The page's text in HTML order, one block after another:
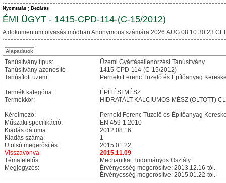
Nyomtatás Bezárás
ÉMI ÜGYT - 1415-CPD-114-(C-15/2012)
A dokumentum olvasás módban Anonymous számára 2026.AUG.08 10:30:23
Alapadatok
Tanúsítvány típus:
Üzemi Gyártásellenőrzési Tanúsítvány
Tanúsítvány azonosító
1415-CPD-114-(C-15/2012)
Tanúsított üzem:
Perneki Ferenc Tüzelő és Építőanyag
Termék kategória:
ÉPÍTÉSI MÉSZ
Termékkör:
HIDRATÁLT KALCIUMOS MÉSZ (OLTOTT)
Kérelmező:
Perneki Ferenc Tüzelő és Építőanyag
Műszaki specifikáció:
EN 459-1:2010
Kiadás dátuma:
2012.08.16
Kiadás száma:
1
Utolsó megerősítés:
2015.01.22
Visszavonva:
2015.11.09
Témafelelős:
Mechanikai Tudományos Osztály
Megjegyzés:
Érvényesség megerősítve: 2013.12.16-tól.
Érvényesség megerősítve: 2015.01.22-től.